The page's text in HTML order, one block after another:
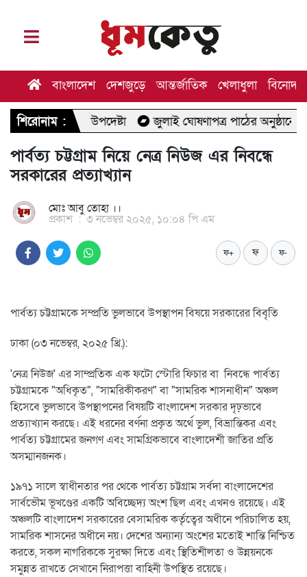
বাংলাদেশ দেশজুড়ে আন্তর্জাতিক খেলাধুলা বিনোদন
শিরোনাম :
উপদেষ্টা জুলাই ঘোষণাপত্র পাঠের অনুষ্ঠানে যাচ্ছেন মির্জা
পার্বত্য চট্টগ্রাম নিয়ে নেত্র নিউজ এর নিবন্ধে
সরকারের প্রত্যাখ্যান
মোঃ আবু তোহা ।।
প্রকাশ :৩ নভেম্বর ২০২৫, ১০:০৪ পি এম
ফ+ ফ ফ-
পার্বত্য চট্টগ্রামকে সম্প্রতি ভুলভাবে উপস্থাপন বিষয়ে সরকারের বিবৃতি
ঢাকা (০৩ নভেম্বর, ২০২৫ খ্রি.):
'নেত্র নিউজ' এর সাম্প্রতিক এক ফটো স্টোরি ফিচার বা নিবন্ধে পার্বত্য
চট্টগ্রামকে "অধিকৃত", "সামরিকীকরণ" বা "সামরিক শাসনাধীন" অঞ্চল
হিসেবে ভুলভাবে উপস্থাপনের বিষয়টি বাংলাদেশ সরকার দৃঢ়ভাবে
প্রত্যাখ্যান করছে। এই ধরনের বর্ণনা প্রকৃত অর্থে ভুল, বিভ্রান্তিকর এবং
পার্বত্য চট্টগ্রামের জনগণ এবং সামগ্রিকভাবে বাংলাদেশী জাতির প্রতি
অসম্মানজনক।
১৯৭১ সালে স্বাধীনতার পর থেকে পার্বত্য চট্টগ্রাম সর্বদা বাংলাদেশের
সার্বভৌম ভূখণ্ডের একটি অবিচ্ছেদ্য অংশ ছিল এবং এখনও রয়েছে। এই
অঞ্চলটি বাংলাদেশ সরকারের বেসামরিক কর্তৃত্বের অধীনে পরিচালিত হয়,
সামরিক শাসনের অধীনে নয়। দেশের অন্যান্য অংশের মতোই শান্তি নিশ্চিত
করতে, সকল নাগরিককে সুরক্ষা দিতে এবং স্থিতিশীলতা ও উন্নয়নকে
সমুন্নত রাখতে সেখানে নিরাপত্তা বাহিনী উপস্থিত রয়েছে।